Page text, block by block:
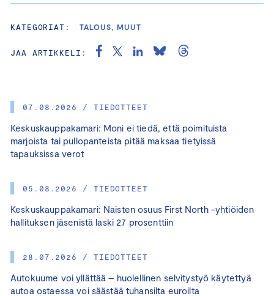
07.08.2026 / TIEDOTTEET
Keskuskauppakamari: Moni ei tiedä, että poimituista
marjoista tai pullopanteista pitää maksaa tietyissä
tapauksissa verot
05.08.2026 / TIEDOTTEET
Keskuskauppakamari: Naisten osuus First North -yhtiöiden
hallituksen jäsenistä laski 27 prosenttiin
28.07.2026 / TIEDOTTEET
Autokuume voi yllättää – huolellinen selvitystyö käytettyä
autoa ostaessa voi säästää tuhansilta euroilta
KATEGORIAT: TALOUS, MUUT
JAA ARTIKKELI: